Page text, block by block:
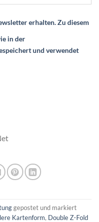
erhalten. Zu diesem
in der
und verwendet
gepostet und markiert
Kartenform, Double Z-Fold